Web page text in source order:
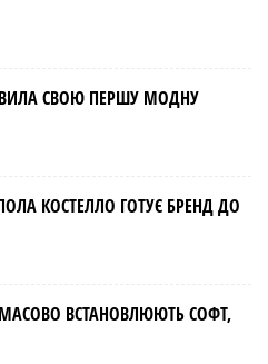
СВОЮ ПЕРШУ МОДНУ
КОСТЕЛЛО ГОТУЄ БРЕНД ДО
ВСТАНОВЛЮЮТЬ СОФТ,